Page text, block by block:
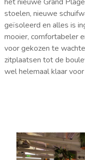
stoelen, nieuwe
geïsoleerd en alles is
mooier, comfortabeler
voor gekozen te
zitplaatsen tot de
wel helemaal klaar